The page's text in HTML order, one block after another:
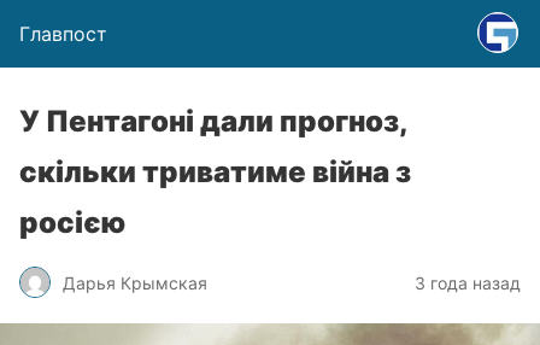
Главпост
У Пентагоні дали прогноз,
скільки триватиме війна з
росією
Дарья Крымская 3 года назад